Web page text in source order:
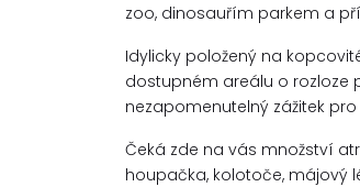
zoo, dinosauřím parkem a
Idylicky položený na
dostupném areálu o rozloze
nezapomenutelný zážitek
Čeká zde na vás množství
houpačka, kolotoče, májový